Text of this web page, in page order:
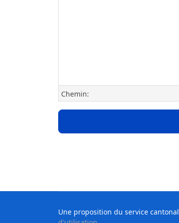
Chemin:
Une proposition du service cantonal